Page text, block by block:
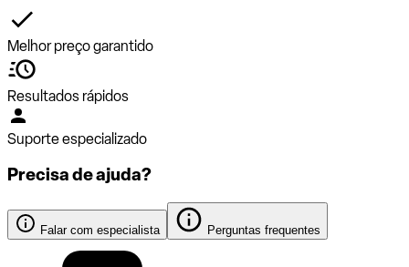
Melhor preço garantido
Resultados rápidos
Suporte especializado
Precisa de ajuda?
Falar com especialista Perguntas frequentes